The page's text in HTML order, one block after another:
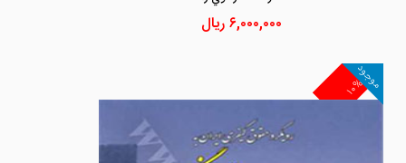
۶,۰۰۰,۰۰۰ریال
۱۰%
موجود